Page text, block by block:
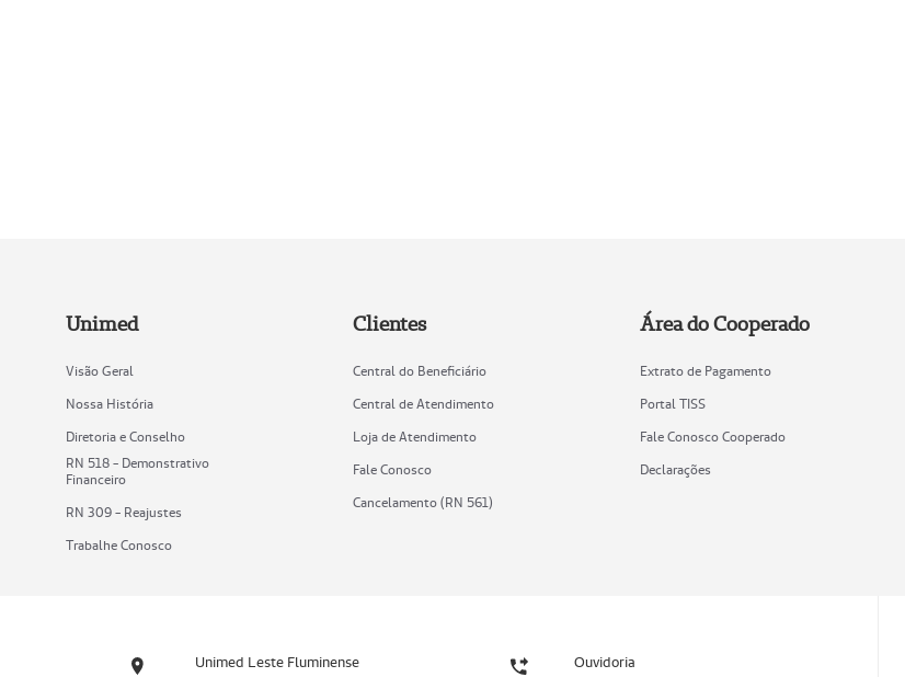
Unimed
Visão Geral
Nossa História
Diretoria e Conselho
RN 518 - Demonstrativo
Financeiro
RN 309 - Reajustes
Trabalhe Conosco
Clientes
Central do Beneficiário
Central de Atendimento
Loja de Atendimento
Fale Conosco
Cancelamento (RN 561)
Área do Cooperado
Extrato de Pagamento
Portal TISS
Fale Conosco Cooperado
Declarações
Unimed Leste Fluminense Ouvidoria